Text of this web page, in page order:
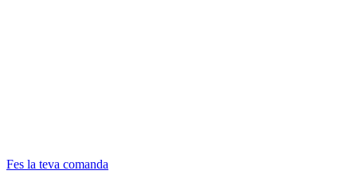
Fes la teva comanda